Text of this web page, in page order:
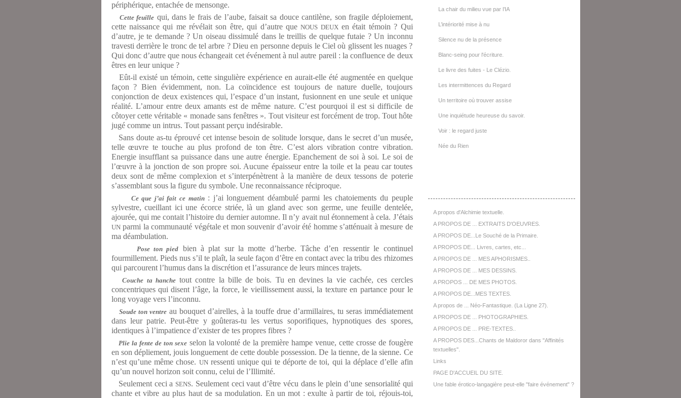
périphérique, entachée de mensonge.
Cette feuille qui, dans le frais de l’aube, faisait sa douce cantilène, son fragile déploiement,
cette naissance qui me révélait son être, qui d’autre queNOUS DEUXen était témoin ? Qui
d’autre, je te demande ? Un oiseau dissimulé dans le treillis de quelque futaie ? Un inconnu
travesti derrière le tronc de tel arbre ? Dieu en personne depuis le Ciel où glissent les nuages ?
Qui donc d’autre que nous échangeait cet événement à nul autre pareil : la confluence de deux
êtres en leur unique ?
Eût-il existé un témoin, cette singulière expérience en aurait-elle été augmentée en quelque
façon ? Bien évidemment, non. La coïncidence est toujours de nature duelle, toujours
conjonction de deux existences qui, l’espace d’un instant, fusionnent en une seule et unique
réalité. L’amour entre deux amants est de même nature. C’est pourquoi il est si difficile de
côtoyer cette véritable « monade sans fenêtres ». Tout visiteur est forcément de trop. Tout hôte
jugé comme un intrus. Tout passant perçu indésirable.
Sans doute as-tu éprouvé cet intense besoin de solitude lorsque, dans le secret d’un musée,
telle œuvre te touche au plus profond de ton être. C’est alors vibration contre vibration.
Energie insufflant sa puissance dans une autre énergie. Epanchement de soi à soi. Le soi de
l’œuvre à la jonction de son propre soi. Aucune épaisseur entre la toile et la peau car toutes
deux sont de même complexion et s’interpénètrent à la manière de deux tessons de poterie
s’assemblant sous la figure du symbole. Une reconnaissance réciproque.
Ce que j’ai fait ce matin: j’ai longuement déambulé parmi les chatoiements du peuple
sylvestre, cueillant ici une écorce striée, là un gland avec son germe, une feuille dentelée,
ajourée, qui me contait l’histoire du dernier automne. Il n’y avait nul étonnement à cela. J’étais
UNparmi la communauté végétale et mon souvenir d’avoir été homme s’atténuait à mesure de
ma déambulation.
Pose ton pied bien à plat sur la motte d’herbe. Tâche d’en ressentir le continuel
fourmillement. Pieds nus s’il te plaît, la seule façon d’être en contact avec la tribu des rhizomes
qui parcourent l’humus dans la discrétion et l’assurance de leurs minces trajets.
Couche ta hanchetout contre la bille de bois. Tu en devines la vie cachée, ces cercles
concentriques qui disent l’âge, la force, le vieillissement aussi, la texture en partance pour le
long voyage vers l’inconnu.
Soude ton ventreau bouquet d’airelles, à la touffe drue d’armillaires, tu seras immédiatement
dans leur patrie. Peut-être y goûteras-tu les vertus soporifiques, hypnotiques des spores,
identiques à l’impatience d’exister de tes propres fibres ?
Plie la fente de ton sexeselon la volonté de la première hampe venue, cette crosse de fougère
en son dépliement, jouis longuement de cette double possession. De la tienne, de la sienne. Ce
n’est qu’une même chose. UNressenti unique qui te déporte de toi, qui la déplace d’elle afin
qu’un nouvel horizon soit connu, celui de l’Illimité.
Seulement ceci a SENS. Seulement ceci vaut d’être vécu dans le plein d’une sensorialité qui
chante et vibre au plus haut de sa modulation. En un mot : exulte à partir de toi, réjouis-toi,
La chair du milieu vue par l’IA
L’intériorité mise à nu
Silence nu de la présence
Blanc-seing pour l'écriture.
Le livre des fuites - Le Clézio.
Les intermittences du Regard
Un territoire où trouver assise
Une inquiétude heureuse du savoir.
Voir : le regard juste
Née du Rien
A propos d'Alchimie textuelle.
A PROPOS DE ... EXTRAITS D'OEUVRES.
A PROPOS DE...Le Souché de la Primaire.
A PROPOS DE... Livres, cartes, etc...
A PROPOS DE ... MES APHORISMES..
A PROPOS DE ... MES DESSINS.
A PROPOS ... DE MES PHOTOS.
A PROPOS DE...MES TEXTES.
A propos de ... Néo-Fantastique. (La Ligne 27).
A PROPOS DE ... PHOTOGRAPHIES.
A PROPOS DE ... PRE-TEXTES..
A PROPOS DES...Chants de Maldoror dans "Affinités
textuelles".
Links
PAGE D'ACCUEIL DU SITE.
Une fable érotico-langagière peut-elle "faire événement" ?